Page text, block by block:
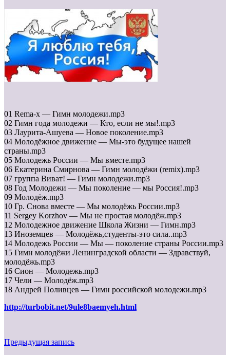
01 Rema-x — Гимн молодежи.mp3
02 Гимн года молодежи — Кто, если не мы!.mp3
03 Лаурита-Ашуева — Новое поколение.mp3
04 Молодёжное движение — Мы-это будущее нашей
страны.mp3
05 Молодежь России — Мы вместе.mp3
06 Екатерина Смирнова — Гимн молодёжи (remix).mp3
07 группа Виват! — Гимн молодежи.mp3
08 Год Молодежи — Мы поколение — мы Россия!.mp3
09 Молодёж.mp3
10 Гр. Снова вместе — Мы молодёжь России.mp3
11 Sergey Korzhov — Мы не простая молодёж.mp3
12 Молодежное движение Школа Жизни — Гимн.mp3
13 Иноземцев — Молодёжь,студенты-это сила..mp3
14 Молодежь России — Мы — поколение страны России.mp3
15 Гимн молодёжи Ленинградской области — Здравствуй,
молодёжь.mp3
16 Сион — Молодежь.mp3
17 Чели — Молодёж.mp3
18 Андрей Поливцев — Гимн российской молодежи.mp3
http://turbobit.net/9ule8baemyeh.html
Предыдущая запись